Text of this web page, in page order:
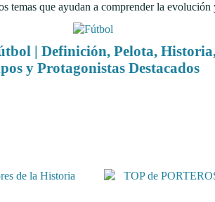
temas que ayudan a comprender la
| Definición, Pelota,
y Protagonistas Destacados